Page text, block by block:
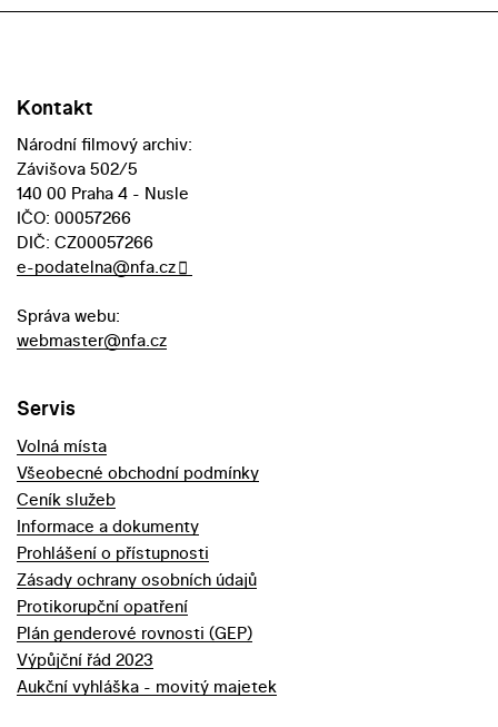
Kontakt
Národní filmový archiv:
Závišova 502/5
140 00 Praha 4 - Nusle
IČO: 00057266
DIČ: CZ00057266
e-podatelna@nfa.cz
Správa webu:
webmaster@nfa.cz
Servis
Volná místa
Všeobecné obchodní podmínky
Ceník služeb
Informace a dokumenty
Prohlášení o přístupnosti
Zásady ochrany osobních údajů
Protikorupční opatření
Plán genderové rovnosti (GEP)
Výpůjční řád 2023
Aukční vyhláška - movitý majetek